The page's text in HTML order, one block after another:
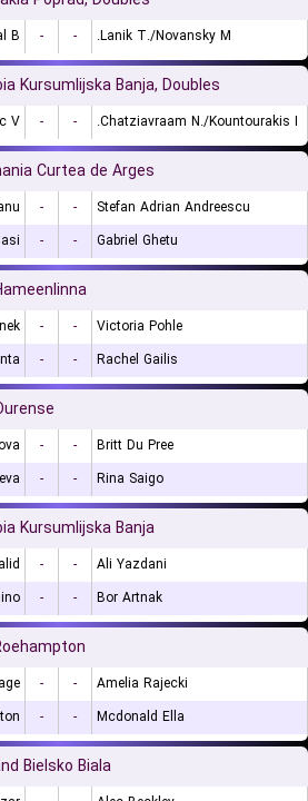
B. - - Lanik T./Novansky M.
Kursumlijska Banja, Doubles
V. - - Chatziavraam N./Kountourakis I.
Curtea de Arges
- -
Stefan Adrian Andreescu
- - Gabriel Ghetu
- -
Victoria Pohle
- - Rachel Gailis
- -
Britt Du Pree
- - Rina Saigo
Kursumlijska Banja
- -
Ali Yazdani
- - Bor Artnak
- -
Amelia Rajecki
- - Mcdonald Ella
Bielsko Biala